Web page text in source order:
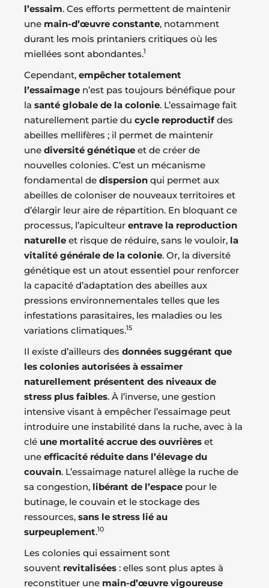
l’essaim. Ces efforts permettent de maintenir
une main-d’œuvre constante, notamment
durant les mois printaniers critiques où les
miellées sont abondantes.1
Cependant, empêcher totalement
l’essaimage n’est pas toujours bénéfique pour
la santé globale de la colonie. L’essaimage fait
naturellement partie du cycle reproductifdes
abeilles mellifères ; il permet de maintenir
une diversité génétique et de créer de
nouvelles colonies. C’est un mécanisme
fondamental de dispersion qui permet aux
abeilles de coloniser de nouveaux territoires et
d’élargir leur aire de répartition. En bloquant ce
processus, l’apiculteur entrave la reproduction
naturelle et risque de réduire, sans le vouloir, la
vitalité générale de la colonie. Or, la diversité
génétique est un atout essentiel pour renforcer
la capacité d’adaptation des abeilles aux
pressions environnementales telles que les
infestations parasitaires, les maladies ou les
variations climatiques.15
Il existe d’ailleurs des données suggérant que
les colonies autorisées à essaimer
naturellement présentent des niveaux de
stress plus faibles. À l’inverse, une gestion
intensive visant à empêcher l’essaimage peut
introduire une instabilité dans la ruche, avec à la
clé une mortalité accrue des ouvrières et
une efficacité réduite dans l’élevage du
couvain. L’essaimage naturel allège la ruche de
sa congestion, libérant de l’espace pour le
butinage, le couvain et le stockage des
ressources, sans le stress lié au
surpeuplement.10
Les colonies qui essaiment sont
souvent revitalisées : elles sont plus aptes à
reconstituer une main-d’œuvre vigoureuse